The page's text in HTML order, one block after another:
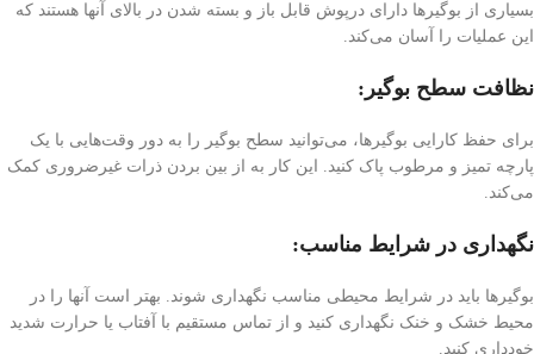
بسیاری از بوگیرها دارای درپوش قابل باز و بسته شدن در بالای آنها هستند که
این عملیات را آسان می‌کند.
نظافت سطح بوگیر:
برای حفظ کارایی بوگیرها، می‌توانید سطح بوگیر را به دور وقت‌هایی با یک
پارچه تمیز و مرطوب پاک کنید. این کار به از بین بردن ذرات غیرضروری کمک
می‌کند.
نگهداری در شرایط مناسب:
بوگیرها باید در شرایط محیطی مناسب نگهداری شوند. بهتر است آنها را در
محیط خشک و خنک نگهداری کنید و از تماس مستقیم با آفتاب یا حرارت شدید
خودداری کنید.